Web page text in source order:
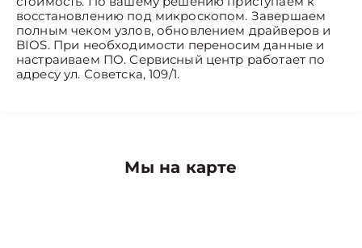
восстановлению под микроскопом. Завершаем
полным чеком узлов, обновлением драйверов и
BIOS. При необходимости переносим данные и
настраиваем ПО. Сервисный центр работает по
адресу ул. Советска, 109/1.
Мы на карте